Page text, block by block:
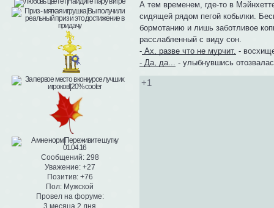
Сообщений:298
Уважение: +27
Позитив: +76
Пол: Мужской
Провел на форуме:
3 месяца 2 дня
А тем временем, где-то в
сидящей рядом пегой кобылки.
бормотанию и лишь заботливое
расслабленный с виду сон.
- Ах, разве что не мурчит. -
- Да, да...
- улыбнувшись
+1